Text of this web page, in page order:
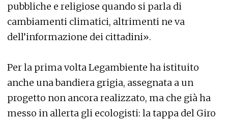
pubbliche e religiose quando si parla di
cambiamenti climatici, altrimenti ne va
dell’informazione dei cittadini».
Per la prima volta Legambiente ha istituito
anche una bandiera grigia, assegnata a un
progetto non ancora realizzato, ma che già ha
messo in allerta gli ecologisti: la tappa del Giro